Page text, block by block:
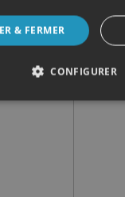
& FERMER
CONFIGURER